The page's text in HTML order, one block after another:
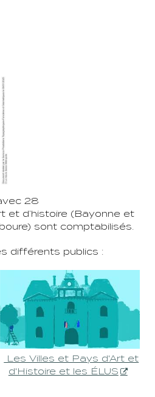
28
et d’histoire (Bayonne et
sont comptabilisés.
différents publics :
Les Villes et Pays d'Art et
d'Histoire et les ÉLUS